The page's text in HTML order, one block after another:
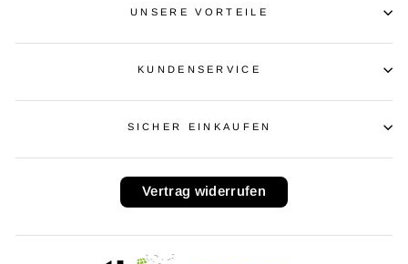
UNSERE VORTEILE
KUNDENSERVICE
SICHER EINKAUFEN
Vertrag widerrufen